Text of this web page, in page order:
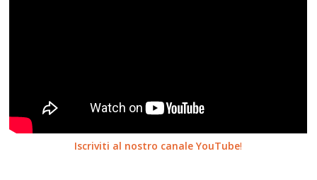
Iscriviti al nostro canale YouTube!